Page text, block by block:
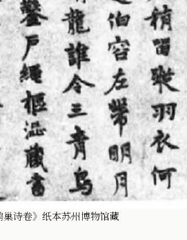
诗卷》纸本苏州博物馆藏